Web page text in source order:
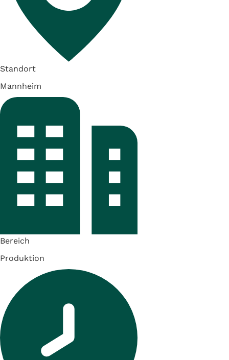
Standort
Mannheim
Bereich
Produktion